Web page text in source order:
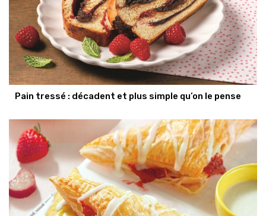
Pain tressé : décadent et plus simple qu’on le pense